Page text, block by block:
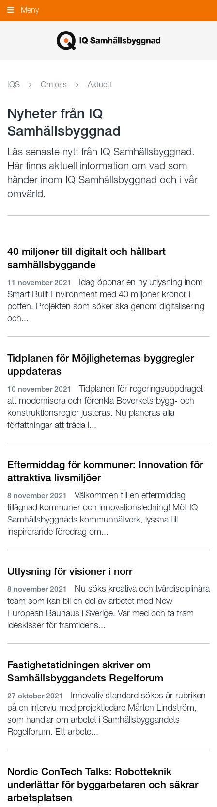
Gå
till
Meny
IQS Om oss Aktuellt
Nyheter från IQ
Samhällsbyggnad
Läs senaste nytt från IQ Samhällsbyggnad.
Här finns aktuell information om vad som
händer inom IQ Samhällsbyggnad och i vår
omvärld.
40 miljoner till digitalt och hållbart
samhällsbyggande
11 november 2021
Idag öppnar en ny utlysning inom
Smart Built Environment med 40 miljoner kronor i
potten. Projekten som söker ska genom digitalisering
och...
Tidplanen för Möjligheternas byggregler
uppdateras
10 november 2021
Tidplanen för regeringsuppdraget
att modernisera och förenkla Boverkets bygg- och
konstruktionsregler justeras. Nu planeras alla
författningar att träda i...
Eftermiddag för kommuner: Innovation för
attraktiva livsmiljöer
8 november 2021
Välkommen till en eftermiddag
tillägnad kommuner och innovationsledning! Möt IQ
Samhällsbyggnads kommunnätverk, lyssna till
inspirerande föredrag om...
Utlysning för visioner i norr
8 november 2021
Nu söks kreativa och tvärdisciplinära
team som kan bli en del av arbetet med New
European Bauhaus i Sverige. Var med och ta fram
idéskisser för framtidens...
Fastighetstidningen skriver om
Samhällsbyggandets Regelforum
27 oktober 2021
Innovativ standard sökes är rubriken
på en intervju med projektledare Mårten Lindström,
som handlar om arbetet i Samhällsbyggandets
Regelforum. Ett arbete...
Nordic ConTech Talks: Robotteknik
underlättar för byggarbetaren och säkrar
arbetsplatsen